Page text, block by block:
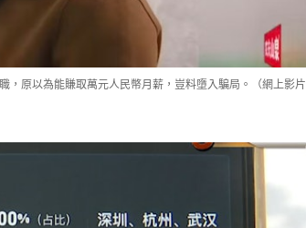
，原以為能賺取萬元人民幣月薪，豈料墮入騙局。（網上影片